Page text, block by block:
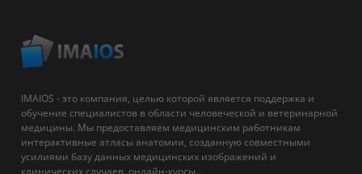
IMAIOS - это компания, целью которой является поддержка и
обучение специалистов в области человеческой и ветеринарной
медицины. Мы предоставляем медицинским работникам
интерактивные атласы анатомии, созданную совместными
усилиями базу данных медицинских изображений и
клинических случаев, онлайн-курсы...